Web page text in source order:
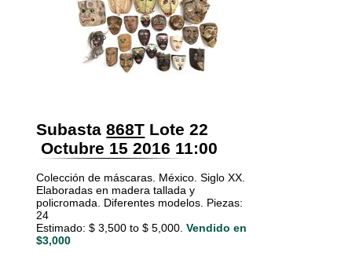
Subasta 868T Lote 22
Octubre 15 2016 11:00
Colección de máscaras. México. Siglo XX.
Elaboradas en madera tallada y
policromada. Diferentes modelos. Piezas:
24
Estimado: $ 3,500 to $ 5,000. Vendido en
$3,000